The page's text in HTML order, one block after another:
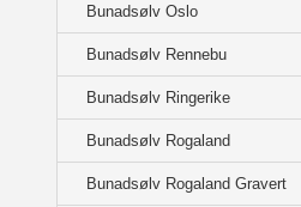
Bunadsølv Oslo
Bunadsølv Rennebu
Bunadsølv Ringerike
Bunadsølv Rogaland
Bunadsølv Rogaland Gravert